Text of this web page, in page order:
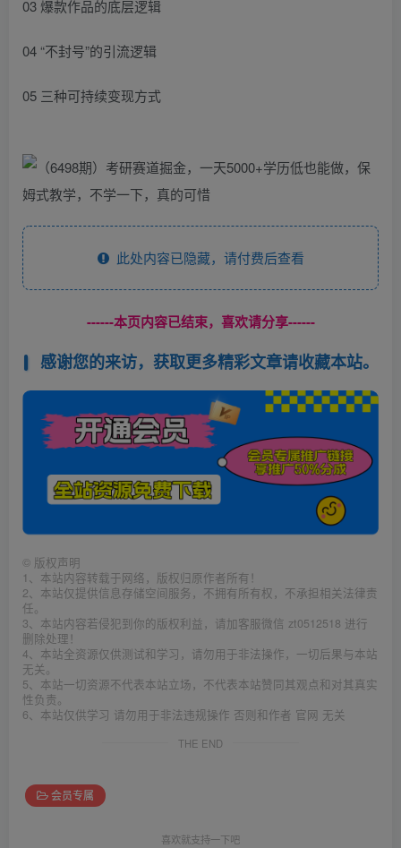
03 爆款作品的底层逻辑
04 “不封号”的引流逻辑
05 三种可持续变现方式
此处内容已隐藏，请付费后查看
------本页内容已结束，喜欢请分享------
感谢您的来访，获取更多精彩文章请收藏本站。
© 版权声明
1、本站内容转载于网络，版权归原作者所有！
2、本站仅提供信息存储空间服务，不拥有所有权，不承担相关法律责
任。
3、本站内容若侵犯到你的版权利益，请加客服微信 zt0512518 进行
删除处理！
4、本站全资源仅供测试和学习，请勿用于非法操作，一切后果与本站
无关。
5、本站一切资源不代表本站立场，不代表本站赞同其观点和对其真实
性负责。
6、本站仅供学习 请勿用于非法违规操作 否则和作者 官网 无关
THE END
会员专属
喜欢就支持一下吧